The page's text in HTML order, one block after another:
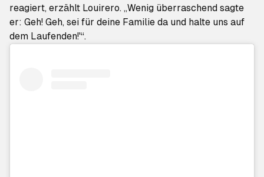
reagiert, erzählt Louirero. „Wenig überraschend sagte
er: Geh! Geh, sei für deine Familie da und halte uns auf
dem Laufenden!'“.